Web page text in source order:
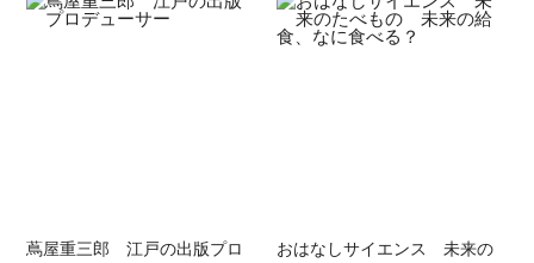
蔦屋重三郎 江戸の出版プロ
おはなしサイエンス 未来の